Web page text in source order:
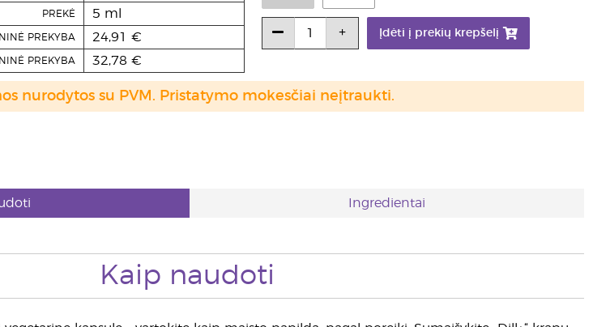
PREKĖ 5 ml
PREKYBA 24,91 €
PREKYBA 32,78 €
Įdėti į prekių krepšelį
nurodytos su PVM. Pristatymo mokesčiai neįtraukti.
Ingredientai
Kaip naudoti